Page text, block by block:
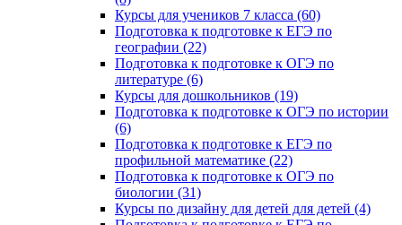
Курсы для учеников 7 класса (60)
Подготовка к подготовке к ЕГЭ по
географии (22)
Подготовка к подготовке к ОГЭ по
литературе (6)
Курсы для дошкольников (19)
Подготовка к подготовке к ОГЭ по истории
(6)
Подготовка к подготовке к ЕГЭ по
профильной математике (22)
Подготовка к подготовке к ОГЭ по
биологии (31)
Курсы по дизайну для детей для детей (4)